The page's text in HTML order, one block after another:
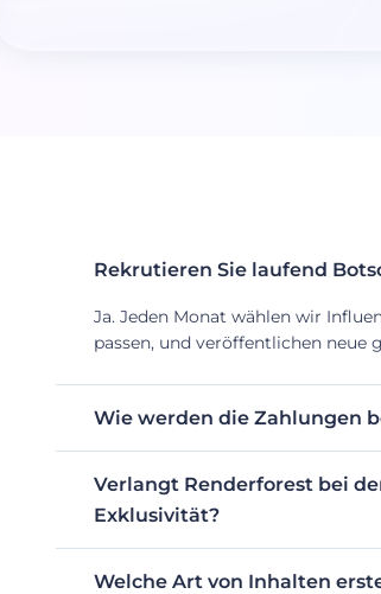
Rekrutieren Sie laufend
Ja. Jeden Monat wählen wir
passen, und veröffentlichen neue
Wie werden die Zahlungen
Alle Preise werden direkt mit den
Engagement ihres Publikums.
Verlangt Renderforest bei
Exklusivität?
Ja. Wenn Sie mit uns
Konkurrenten zu werben.
Welche Art von Inhalten